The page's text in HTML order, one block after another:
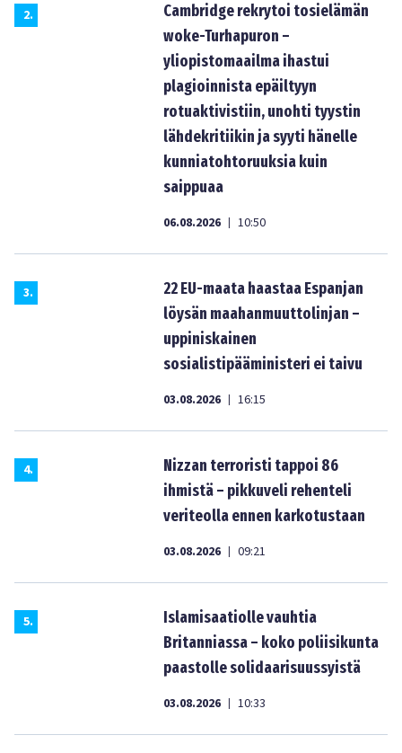
2.
Cambridge rekrytoi tosielämän
woke-Turhapuron –
yliopistomaailma ihastui
plagioinnista epäiltyyn
rotuaktivistiin, unohti tyystin
lähdekritiikin ja syyti hänelle
kunniatohtoruuksia kuin
saippuaa
06.08.2026 | 10:50
3.
22 EU-maata haastaa Espanjan
löysän maahanmuuttolinjan –
uppiniskainen
sosialistipääministeri ei taivu
03.08.2026 | 16:15
4.
Nizzan terroristi tappoi 86
ihmistä – pikkuveli rehenteli
veriteolla ennen karkotustaan
03.08.2026 | 09:21
5.
Islamisaatiolle vauhtia
Britanniassa – koko poliisikunta
paastolle solidaarisuussyistä
03.08.2026 | 10:33